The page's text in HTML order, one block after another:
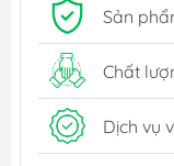
Sản
Chất
Dịch vụ